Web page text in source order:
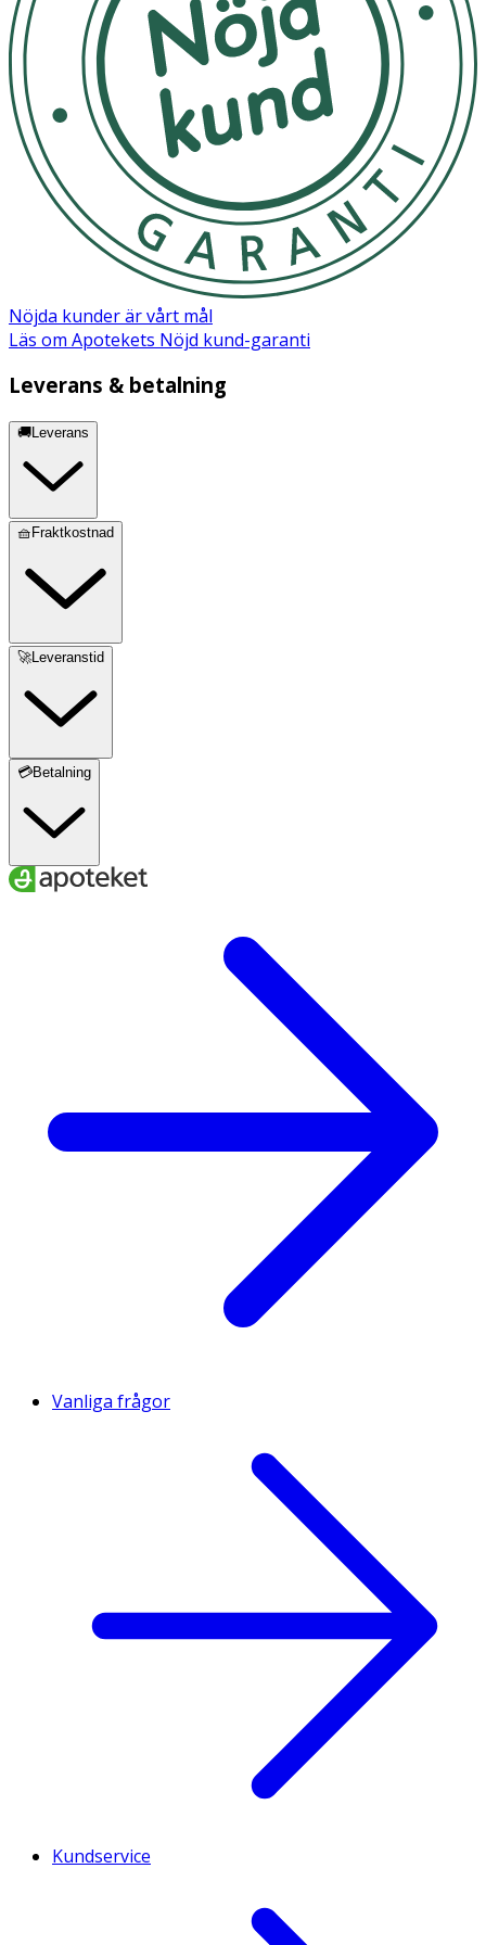
smyckena. Ta av och rengör dina smycken regelbundet
med tvål och vatten, så behåller de sin lyster. För
örhängen i medicinsk plast, innebär det dessutom att
låsen sitter bättre. Örhängen i medicinsk plast är
generellt sett tåliga, men stiften, krokarna och hängena
är mjuka och behöver hanteras varsamt. Tryck ihop
titanlåsens öglor något före användning, så sitter låsen
bättre.
OK för gravida och ammande:
Nöjda kunder är vårt mål
Läs om Apotekets Nöjd kund-garanti
Leverans & betalning
🚚Leverans
🧺Fraktkostnad
🚀Leveranstid
💳Betalning
Vanliga frågor
Kundservice